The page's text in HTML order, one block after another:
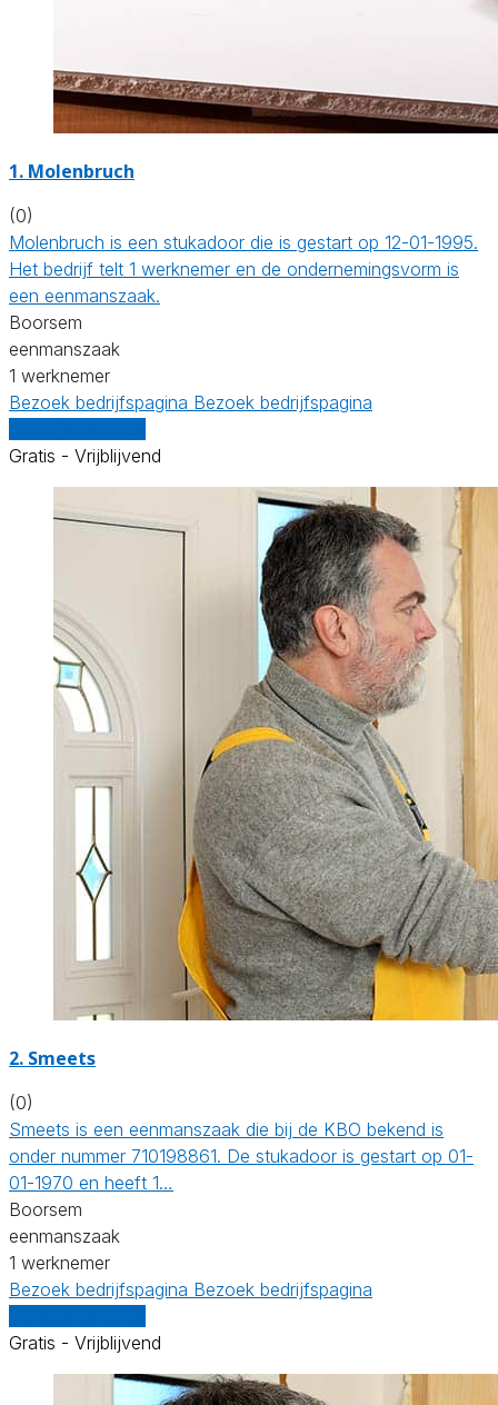
1. Molenbruch
(0)
Molenbruch is een stukadoor die is gestart op 12-01-1995.
Het bedrijf telt 1 werknemer en de ondernemingsvorm is
een eenmanszaak.
Boorsem
eenmanszaak
1 werknemer
Bezoek bedrijfspagina Bezoek bedrijfspagina
Gratis - Vrijblijvend
2. Smeets
(0)
Smeets is een eenmanszaak die bij de KBO bekend is
onder nummer 710198861. De stukadoor is gestart op 01-
01-1970 en heeft 1…
Boorsem
eenmanszaak
1 werknemer
Bezoek bedrijfspagina Bezoek bedrijfspagina
Gratis - Vrijblijvend